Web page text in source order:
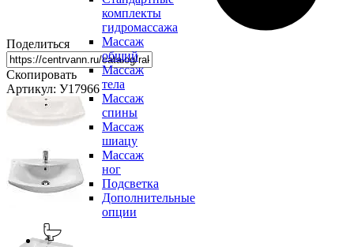
комплекты
гидромассажа
Массаж
общий
Массаж
тела
Массаж
спины
Массаж
шиацу
Массаж
ног
Подсветка
Дополнительные
опции
Поделиться
Скопировать
Артикул: У17966